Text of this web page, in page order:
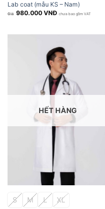
Lab coat (mẫu KS – Nam)
980.000VNĐ chưa bao gồm VAT
HẾT HÀNG
S M L XL